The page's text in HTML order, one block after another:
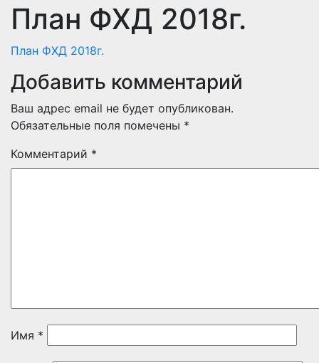
План ФХД 2018г.
План ФХД 2018г.
Добавить комментарий
Ваш адрес email не будет опубликован.
Обязательные поля помечены *
Комментарий *
Имя *